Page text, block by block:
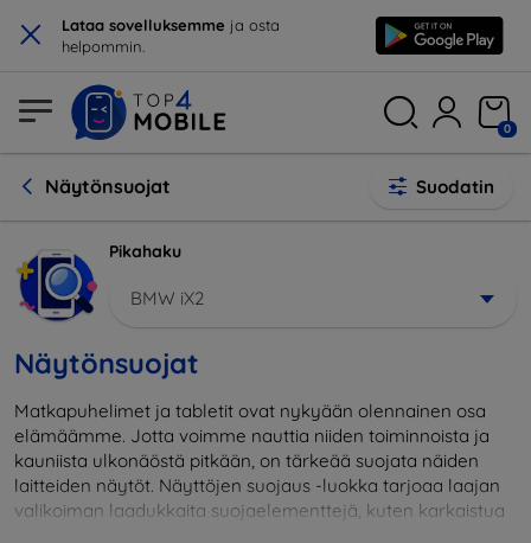
× Lataa sovelluksemme ja osta
helpommin.
0
Näytönsuojat Suodatin
Pikahaku
BMW iX2
Näytönsuojat
Matkapuhelimet ja tabletit ovat nykyään olennainen osa
elämäämme. Jotta voimme nauttia niiden toiminnoista ja
kauniista ulkonäöstä pitkään, on tärkeää suojata näiden
laitteiden näytöt. Näyttöjen suojaus -luokka tarjoaa laajan
valikoiman laadukkaita suojaelementtejä, kuten karkaistua